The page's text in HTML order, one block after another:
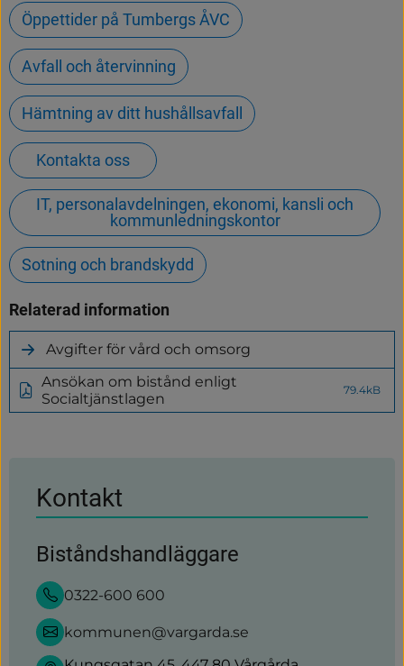
Öppettider på Tumbergs ÅVC
Avfall och återvinning
Hämtning av ditt hushållsavfall
Kontakta oss
IT, personalavdelningen, ekonomi, kansli och
kommunledningskontor
Sotning och brandskydd
Relaterad information
Avgifter för vård och omsorg
Ansökan om bistånd enligt
Socialtjänstlagen
79.4kB
(pdf,
79.4kB)
Kontakt
Biståndshandläggare
0322-600 600
kommunen@vargarda.se